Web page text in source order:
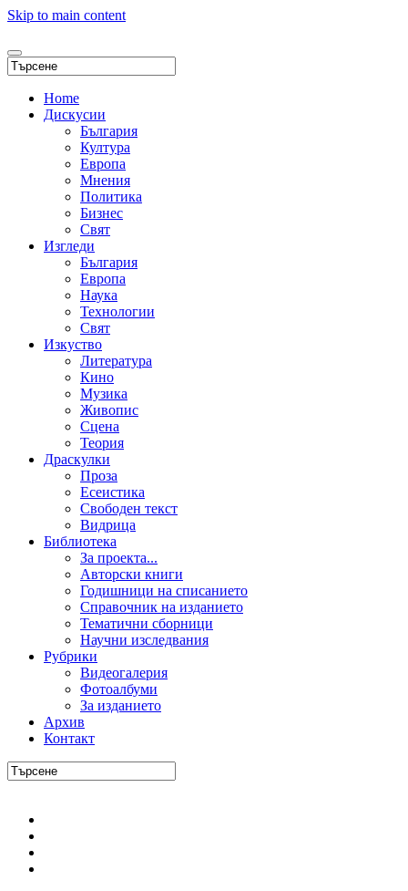
Skip to main content
Home
Дискусии
България
Култура
Европа
Мнения
Политика
Бизнес
Свят
Изгледи
България
Европа
Наука
Технологии
Свят
Изкуство
Литература
Кино
Музика
Живопис
Сцена
Теория
Драскулки
Проза
Есеистика
Свободен текст
Видрица
Библиотека
За проекта...
Авторски книги
Годишници на списанието
Справочник на изданието
Тематични сборници
Научни изследвания
Рубрики
Видеогалерия
Фотоалбуми
За изданието
Архив
Контакт